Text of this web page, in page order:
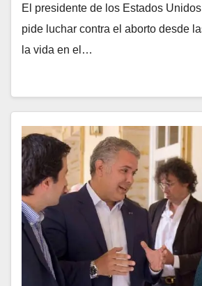
El presidente de los Estados
pide luchar contra el aborto desde
la vida en el…